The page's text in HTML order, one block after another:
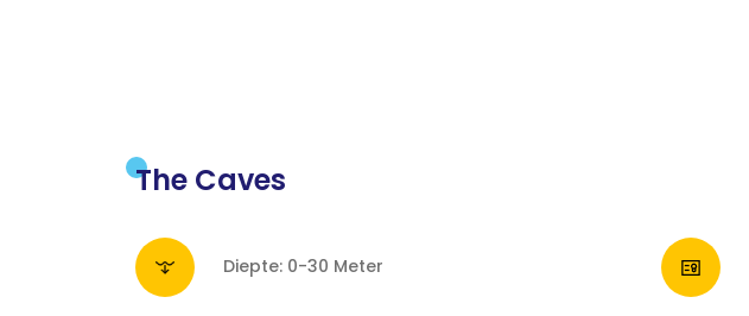
The Caves
Diepte: 0-30 Meter